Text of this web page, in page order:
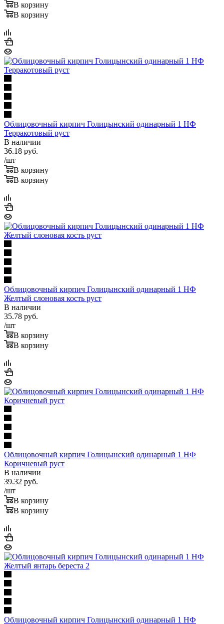
В корзину
В корзину
Облицовочный кирпич Голицынский одинарный 1 НФ
Терракотовый руст
В наличии
36.18 руб.
/шт
В корзину
В корзину
Облицовочный кирпич Голицынский одинарный 1 НФ
Желтый слоновая кость руст
В наличии
35.78 руб.
/шт
В корзину
В корзину
Облицовочный кирпич Голицынский одинарный 1 НФ
Коричневый руст
В наличии
39.32 руб.
/шт
В корзину
В корзину
Облицовочный кирпич Голицынский одинарный 1 НФ